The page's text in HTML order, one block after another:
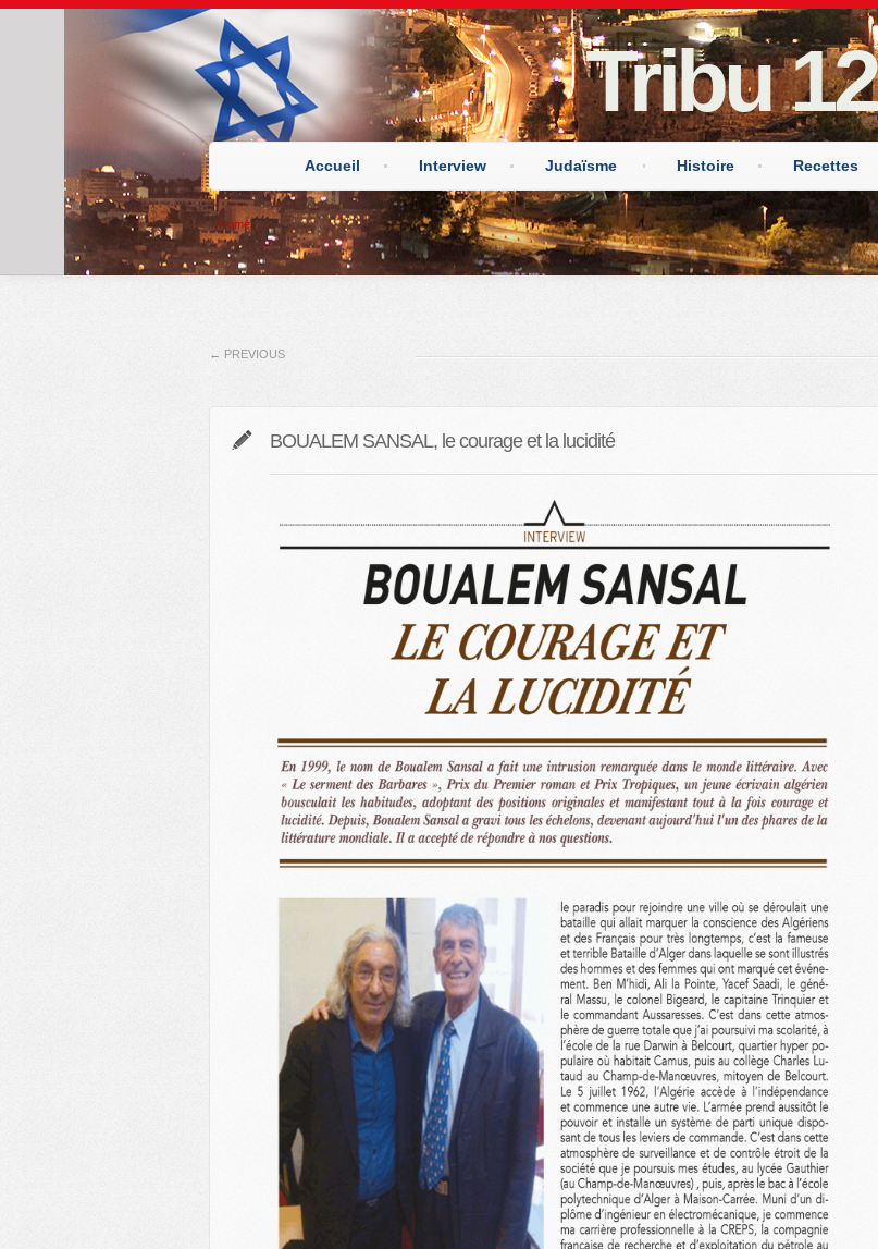
Tribu 12
Accueil Interview Judaïsme Histoire Recettes
Home
← PREVIOUS
BOUALEM SANSAL, le courage et la lucidité